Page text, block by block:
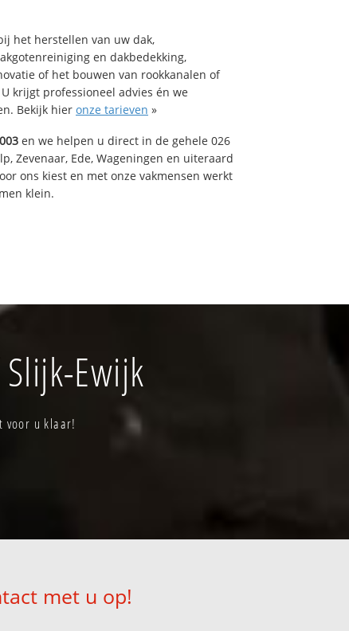
het herstellen van uw dak,
en dakbedekking,
of het bouwen van rookkanalen of
krijgt professioneel advies én we
Bekijk hier onze tarieven »
en we helpen u direct in de gehele 026
Zevenaar, Ede, Wageningen en uiteraard
ons kiest en met onze vakmensen werkt
klein.
Ewijk
voor u klaar!
met u op!